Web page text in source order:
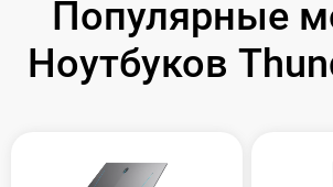
Популярные
Ноутбуков